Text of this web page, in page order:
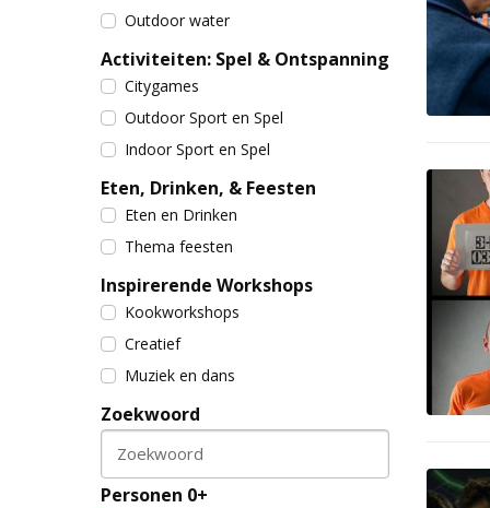
Outdoor water
Activiteiten: Spel & Ontspanning
Citygames
Outdoor Sport en Spel
Indoor Sport en Spel
Eten, Drinken, & Feesten
Eten en Drinken
Thema feesten
Inspirerende Workshops
Kookworkshops
Creatief
Muziek en dans
Zoekwoord
Zoekwoord
Personen 0+